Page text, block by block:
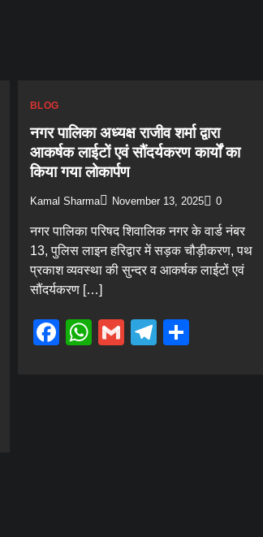
BLOG
नगर पालिका अध्यक्ष राजीव शर्मा द्वारा
आकर्षक लाईटों एवं सौंदर्यकरण कार्यों का
किया गया लोकार्पण
Kamal Sharma November 13, 2025 0
नगर पालिका परिषद शिवालिक नगर के वार्ड नंबर
13, पुलिस लाइन हरिद्वार में सड़क चौड़ीकरण, पथ
प्रकाश व्यवस्था की सुन्दर व आकर्षक लाईटों एवं
सौंदर्यकरण […]
Facebook
WhatsApp
GmailTelegram